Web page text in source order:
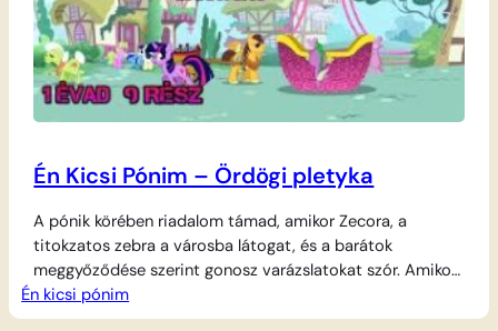
Én Kicsi Pónim – Ördögi pletyka
A pónik körében riadalom támad, amikor Zecora, a
titokzatos zebra a városba látogat, és a barátok
meggyőződése szerint gonosz varázslatokat szór. Amikor
a csapat tagjai furcsa tüneteket kezdenek produkálni –
Rarity szőre kezelhetetlenné válik, Fluttershy hangja
Én kicsi pónim